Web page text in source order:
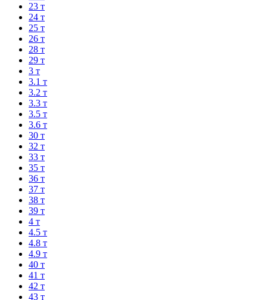
23 т
24 т
25 т
26 т
28 т
29 т
3 т
3.1 т
3.2 т
3.3 т
3.5 т
3.6 т
30 т
32 т
33 т
35 т
36 т
37 т
38 т
39 т
4 т
4.5 т
4.8 т
4.9 т
40 т
41 т
42 т
43 т